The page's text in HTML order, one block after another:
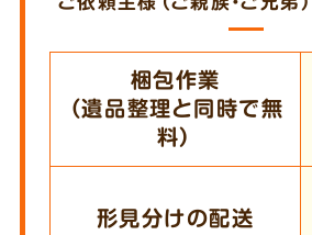
梱包作業
（遺品整理と同時で無
料）
形見分けの配送